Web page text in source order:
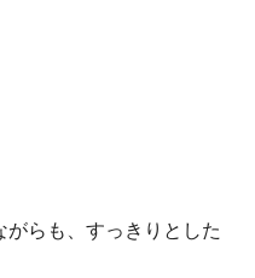
らも、すっきりとした